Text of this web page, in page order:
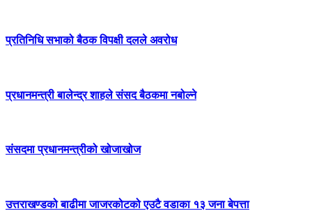
प्रतिनिधि सभाको बैठक विपक्षी दलले अवरोध
प्रधानमन्त्री बालेन्द्र शाहले संसद बैठकमा नबोल्ने
संसदमा प्रधानमन्त्रीको खोजाखोज
उत्तराखण्डको बाढीमा जाजरकोटको एउटै वडाका १३ जना बेपत्ता